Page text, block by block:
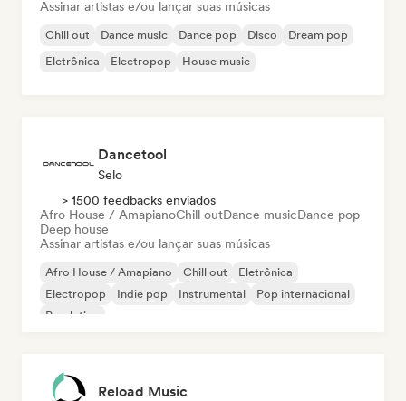
Assinar artistas e/ou lançar suas músicas
Chill out Dance music Dance pop Disco
Dream pop
Eletrônica
Electropop House music
Dancetool
Selo
> 1500 feedbacks enviados
Afro House / AmapianoChill outDance musicDance pop
Deep house
Assinar artistas e/ou lançar suas músicas
Afro House / Amapiano Chill out
Eletrônica
Electropop
Indie pop Instrumental
Pop internacional
Pop latino
Reload Music